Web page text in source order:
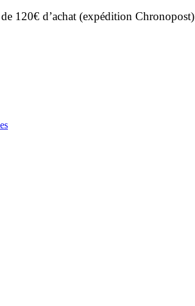
120€ d’achat (expédition Chronopost)